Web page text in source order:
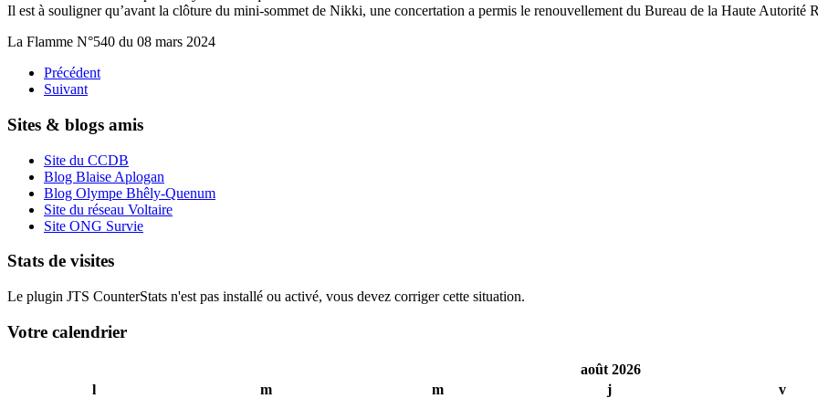
Il est à souligner qu’avant la clôture du mini-sommet de Nikki, une concertation a permis le renouvellement du Bureau de la Haute Autorité
La Flamme N°540 du 08 mars 2024
Précédent
Suivant
Sites & blogs amis
Site du CCDB
Blog Blaise Aplogan
Blog Olympe Bhêly-Quenum
Site du réseau Voltaire
Site ONG Survie
Stats de visites
Le plugin JTS CounterStats n'est pas installé ou activé, vous devez corriger cette situation.
Votre calendrier
août 2026
l
m m j v